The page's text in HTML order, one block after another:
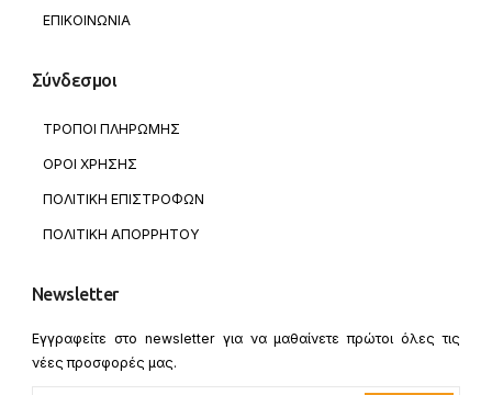
ΕΠΙΚΟΙΝΩΝΙΑ
Σύνδεσμοι
ΤΡΟΠΟΙ ΠΛΗΡΩΜΗΣ
ΟΡΟΙ ΧΡΗΣΗΣ
ΠΟΛΙΤΙΚΗ ΕΠΙΣΤΡΟΦΩΝ
ΠΟΛΙΤΙΚΗ ΑΠΟΡΡΗΤΟΥ
Newsletter
Εγγραφείτε στο newsletter για να μαθαίνετε πρώτοι όλες τις
νέες προσφορές μας.